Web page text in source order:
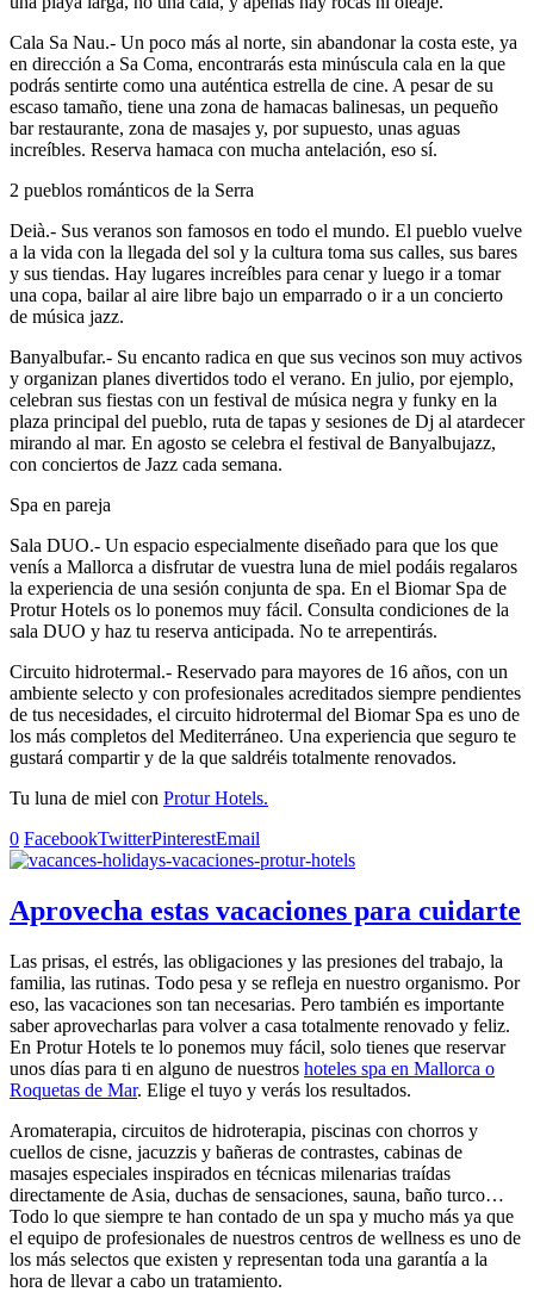
Cala Sa Nau.- Un poco más al norte, sin abandonar la costa este, ya
en dirección a Sa Coma, encontrarás esta minúscula cala en la que
podrás sentirte como una auténtica estrella de cine. A pesar de su
escaso tamaño, tiene una zona de hamacas balinesas, un pequeño
bar restaurante, zona de masajes y, por supuesto, unas aguas
increíbles. Reserva hamaca con mucha antelación, eso sí.
2 pueblos románticos de la Serra
Deià.- Sus veranos son famosos en todo el mundo. El pueblo vuelve
a la vida con la llegada del sol y la cultura toma sus calles, sus bares
y sus tiendas. Hay lugares increíbles para cenar y luego ir a tomar
una copa, bailar al aire libre bajo un emparrado o ir a un concierto
de música jazz.
Banyalbufar.- Su encanto radica en que sus vecinos son muy activos
y organizan planes divertidos todo el verano. En julio, por ejemplo,
celebran sus fiestas con un festival de música negra y funky en la
plaza principal del pueblo, ruta de tapas y sesiones de Dj al atardecer
mirando al mar. En agosto se celebra el festival de Banyalbujazz,
con conciertos de Jazz cada semana.
Spa en pareja
Sala DUO.- Un espacio especialmente diseñado para que los que
venís a Mallorca a disfrutar de vuestra luna de miel podáis regalaros
la experiencia de una sesión conjunta de spa. En el Biomar Spa de
Protur Hotels os lo ponemos muy fácil. Consulta condiciones de la
sala DUO y haz tu reserva anticipada. No te arrepentirás.
Circuito hidrotermal.- Reservado para mayores de 16 años, con un
ambiente selecto y con profesionales acreditados siempre pendientes
de tus necesidades, el circuito hidrotermal del Biomar Spa es uno de
los más completos del Mediterráneo. Una experiencia que seguro te
gustará compartir y de la que saldréis totalmente renovados.
Tu luna de miel con Protur Hotels.
0 FacebookTwitterPinterestEmail
Aprovecha estas vacaciones para cuidarte
Las prisas, el estrés, las obligaciones y las presiones del trabajo, la
familia, las rutinas. Todo pesa y se refleja en nuestro organismo. Por
eso, las vacaciones son tan necesarias. Pero también es importante
saber aprovecharlas para volver a casa totalmente renovado y feliz.
En Protur Hotels te lo ponemos muy fácil, solo tienes que reservar
unos días para ti en alguno de nuestros hoteles spa en Mallorca o
Roquetas de Mar. Elige el tuyo y verás los resultados.
Aromaterapia, circuitos de hidroterapia, piscinas con chorros y
cuellos de cisne, jacuzzis y bañeras de contrastes, cabinas de
masajes especiales inspirados en técnicas milenarias traídas
directamente de Asia, duchas de sensaciones, sauna, baño turco…
Todo lo que siempre te han contado de un spa y mucho más ya que
el equipo de profesionales de nuestros centros de wellness es uno de
los más selectos que existen y representan toda una garantía a la
hora de llevar a cabo un tratamiento.